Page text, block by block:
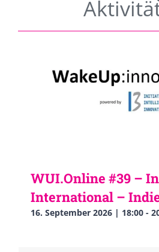
WUI.Online #39 –
International –
16. September 2026 | 18:00 -